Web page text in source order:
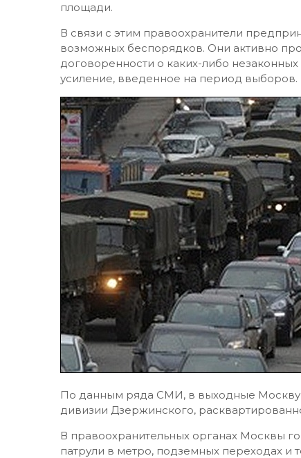
площади.
В связи с этим правоохранители
возможных беспорядков. Они активно
договоренности о каких-либо
усиление, введенное на период выборов.
По данным ряда СМИ, в выходные Москву
дивизии Дзержинского,
В правоохранительных органах Москвы
патрули в метро, подземных переходах и